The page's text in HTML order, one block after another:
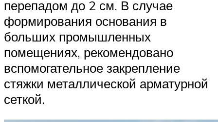
перепадом до 2 см. В случае
формирования основания в
больших промышленных
помещениях, рекомендовано
вспомогательное закрепление
стяжки металлической арматурной
сеткой.